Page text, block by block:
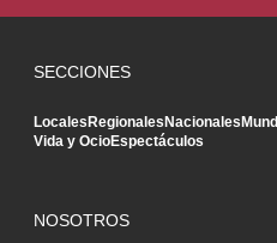
SECCIONES
LocalesRegionalesNacionales
Vida y OcioEspectáculos
NOSOTROS